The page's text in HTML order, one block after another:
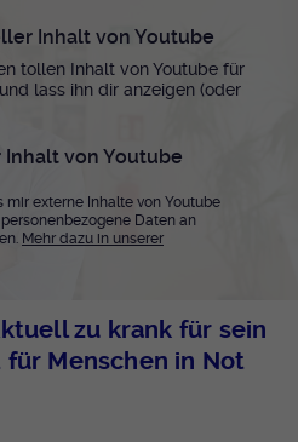
Inhalt von Youtube
tollen Inhalt von Youtube für
lass ihn dir anzeigen (oder
von Youtube
externe Inhalte von Youtube
Daten an
Mehr dazu in unserer
zu krank für sein
Menschen in Not